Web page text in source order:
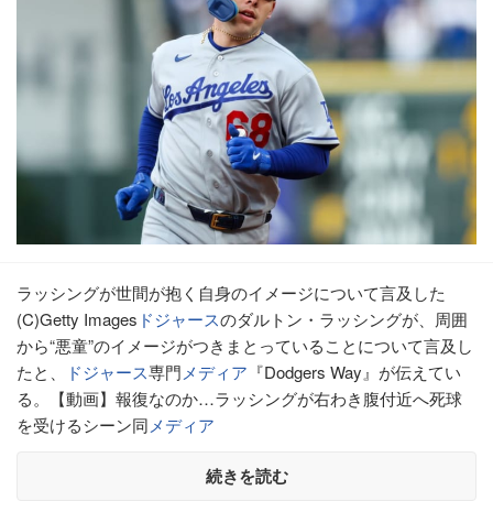
ラッシングが世間が抱く自身のイメージについて言及した
(C)Getty Images ドジャースのダルトン・ラッシングが、周囲
から“悪童”のイメージがつきまとっていることについて言及し
たと、
ドジャース専門 メディア 『Dodgers Way』が伝えてい
る。【動画】報復なのか…ラッシングが右わき腹付近へ死球
を受けるシーン同 メディア
続きを読む